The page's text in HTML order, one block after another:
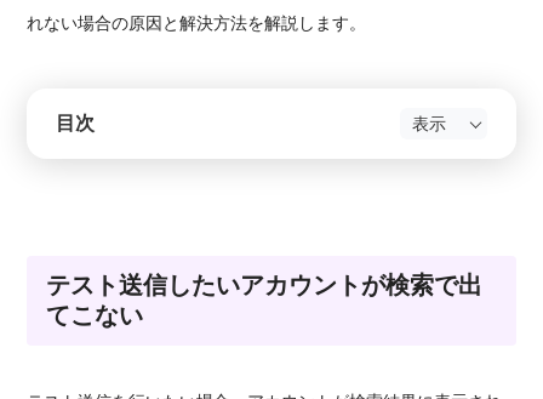
れない場合の原因と解決方法を解説します。
目次
テスト送信したいアカウントが検索で出
てこない